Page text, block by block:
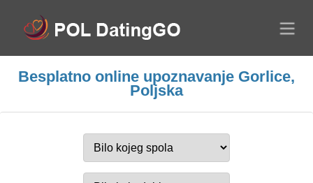
Besplatno online upoznavanje Gorlice,
Poljska